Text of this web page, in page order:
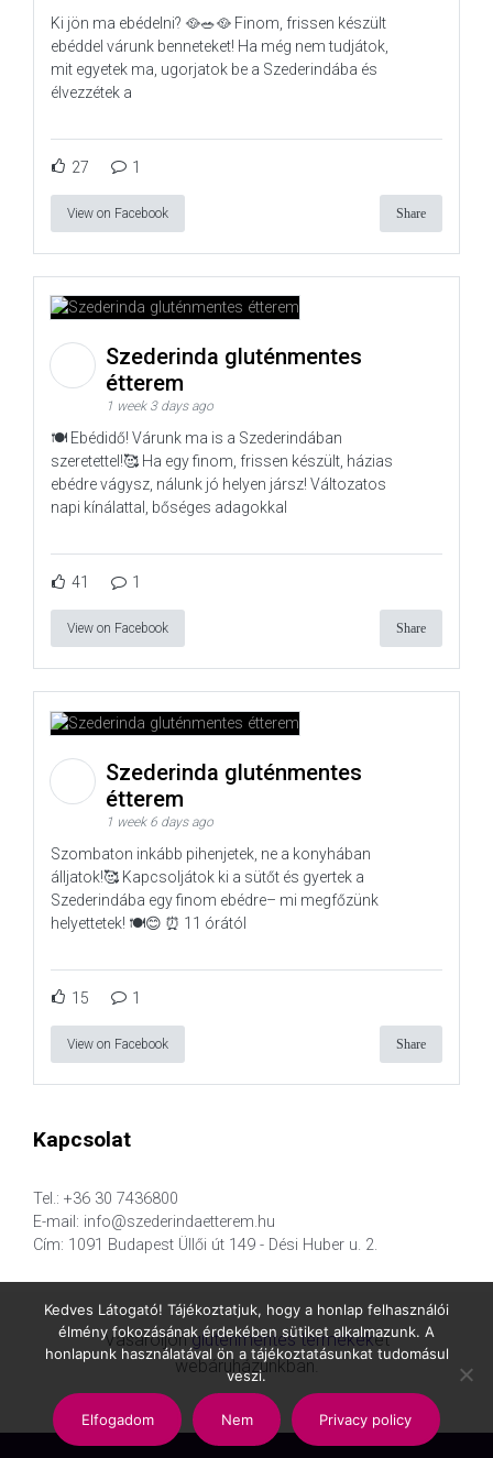
Ki jön ma ebédelni? 🥘🥗🥘 Finom, frissen készült
ebéddel várunk benneteket! Ha még nem tudjátok,
mit egyetek ma, ugorjatok be a Szederindába és
élvezzétek a
27 1
View on Facebook Share
Szederinda gluténmentes
étterem
1 week 3 days ago
🍽️ Ebédidő! Várunk ma is a Szederindában
szeretettel!🥰 Ha egy finom, frissen készült, házias
ebédre vágysz, nálunk jó helyen jársz! Változatos
napi kínálattal, bőséges adagokkal
41 1
View on Facebook Share
Szederinda gluténmentes
étterem
1 week 6 days ago
Szombaton inkább pihenjetek, ne a konyhában
álljatok!🥰 Kapcsoljátok ki a sütőt és gyertek a
Szederindába egy finom ebédre– mi megfőzünk
helyettetek! 🍽️😊 ⏰ 11 órától
15 1
View on Facebook Share
Kapcsolat
Tel.: +36 30 7436800
E-mail: info@szederindaetterem.hu
Cím: 1091 Budapest Üllői út 149 - Dési Huber u. 2.
Vásároljongluténmentes termékeket
webáruházunkban.
Kedves Látogató! Tájékoztatjuk, hogy a honlap felhasználói
élmény fokozásának érdekében sütiket alkalmazunk. A
honlapunk használatával ön a tájékoztatásunkat tudomásul
veszi.
Elfogadom Nem Privacy policy